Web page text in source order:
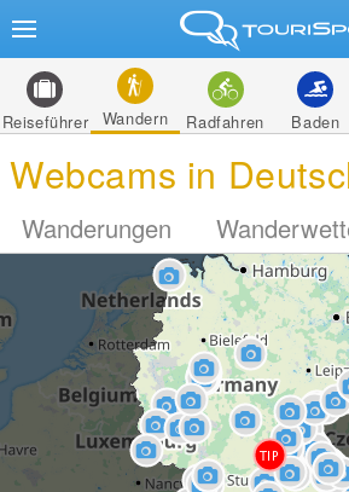
Reiseführer Wandern Radfahren Baden
Webcams in
Wanderungen